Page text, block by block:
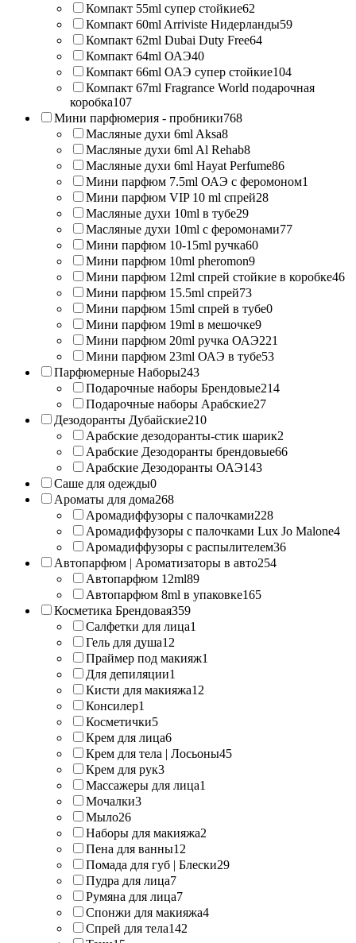
Компакт 55ml супер стойкие62
Компакт 60ml Arriviste Нидерланды59
Компакт 62ml Dubai Duty Free64
Компакт 64ml ОАЭ40
Компакт 66ml ОАЭ супер стойкие104
Компакт 67ml Fragrance World подарочная
коробка107
Мини парфюмерия - пробники768
Масляные духи 6ml Aksa8
Масляные духи 6ml Al Rehab8
Масляные духи 6ml Hayat Perfume86
Мини парфюм 7.5ml ОАЭ с феромоном1
Мини парфюм VIP 10 ml спрей28
Масляные духи 10ml в тубе29
Масляные духи 10ml с феромонами77
Мини парфюм 10-15ml ручка60
Мини парфюм 10ml pheromon9
Мини парфюм 12ml спрей стойкие в коробке46
Мини парфюм 15.5ml спрей73
Мини парфюм 15ml спрей в тубе0
Мини парфюм 19ml в мешочке9
Мини парфюм 20ml ручка ОАЭ221
Мини парфюм 23ml ОАЭ в тубе53
Парфюмерные Наборы243
Подарочные наборы Брендовые214
Подарочные наборы Арабские27
Дезодоранты Дубайские210
Арабские дезодоранты-стик шарик2
Арабские Дезодоранты брендовые66
Арабские Дезодоранты ОАЭ143
Саше для одежды0
Ароматы для дома268
Аромадиффузоры с палочками228
Аромадиффузоры с палочками Lux Jo Malone4
Аромадиффузоры с распылителем36
Автопарфюм | Ароматизаторы в авто254
Автопарфюм 12ml89
Автопарфюм 8ml в упаковке165
Косметика Брендовая359
Салфетки для лица1
Гель для душа12
Праймер под макияж1
Для депиляции1
Кисти для макияжа12
Консилер1
Косметички5
Крем для лица6
Крем для тела | Лосьоны45
Крем для рук3
Массажеры для лица1
Мочалки3
Мыло26
Наборы для макияжа2
Пена для ванны12
Помада для губ | Блески29
Пудра для лица7
Румяна для лица7
Спонжи для макияжа4
Спрей для тела142